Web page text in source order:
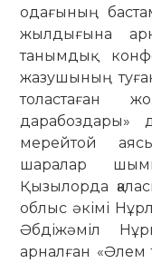
одағының
жылдығына
танымдық
жазушының
толастаған
дарабоздары»
мерейтой
шаралар
Қызылорда
облыс әкімі
Әбдіжәміл
арналған «Әлем